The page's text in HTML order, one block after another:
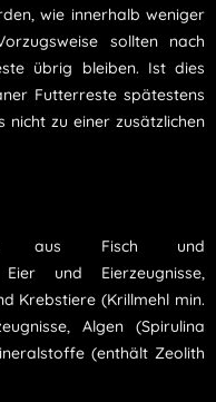
wie innerhalb weniger
sollten nach
übrig bleiben. Ist dies
Futterreste spätestens
nicht zu einer zusätzlichen
aus Fisch und
Eier und Eierzeugnisse,
Krebstiere (Krillmehl min.
Algen (Spirulina
(enthält Zeolith